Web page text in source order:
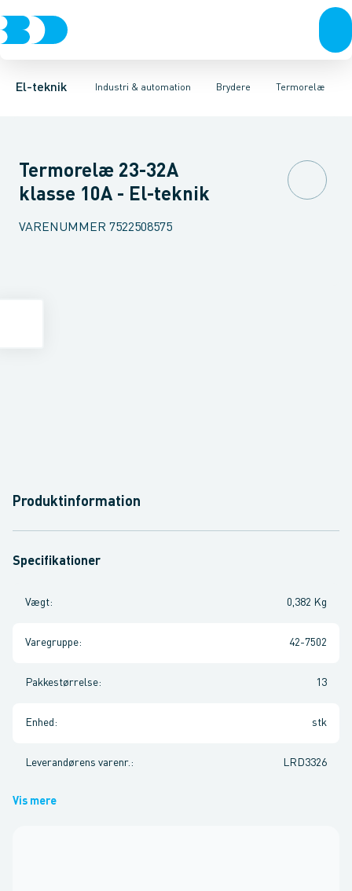
El-teknik Industri & automation
Afbrydere, stikkontakter & lampeudtagForgreningsmateriel
Brydere
Industristiksystemer Frekvensomformere og softstartere
Termorelæ
Motorbetjening for effektafbryder Ombygningssæt til
Termorelæ 23-32A
klasse 10A - El-teknik
VARENUMMER 7522508575
Produktinformation
Specifikationer
Vægt: 0,382 Kg
Varegruppe: 42-7502
Pakkestørrelse: 13
Enhed : stk
Leverandørens varenr. : LRD3326
Vis mere